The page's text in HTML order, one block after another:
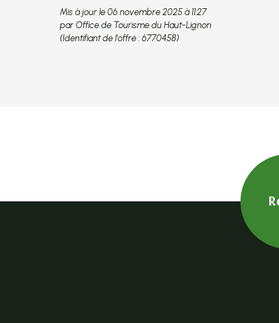
Mis à jour le 06 novembre 2025 à 11:27
par Office de Tourisme du Haut-Lignon
(Identifiant de l'offre : 6770458)